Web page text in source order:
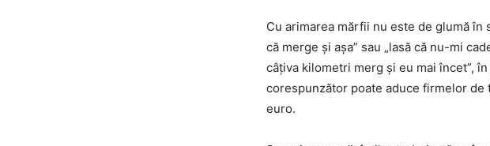
Cu arimarea mărfii nu este de glumă în
că merge și așa” sau „lasă că nu-mi
câțiva kilometri merg și eu mai încet”,
corespunzător poate aduce firmelor
euro.